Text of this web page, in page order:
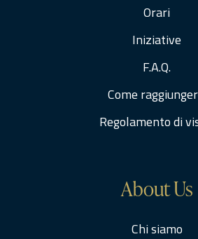
Orari
Iniziative
F.A.Q.
Come
Regolamento di
About Us
Chi siamo